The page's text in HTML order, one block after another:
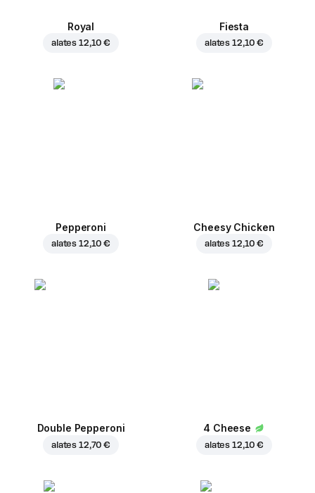
Royal
alates 12,10 €
Fiesta
alates 12,10 €
Pepperoni
alates 12,10 €
Cheesy Chicken
alates 12,10 €
Double Pepperoni
alates 12,70 €
4 Cheese
alates 12,10 €